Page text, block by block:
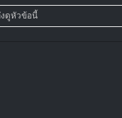
ดูหัวข้อนี้